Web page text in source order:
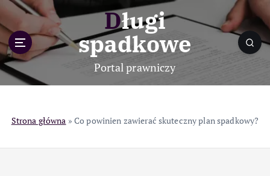
p
o
c
Długi
spadkowe
Portal prawniczy
Strona główna » Co powinien zawierać skuteczny plan spadkowy?